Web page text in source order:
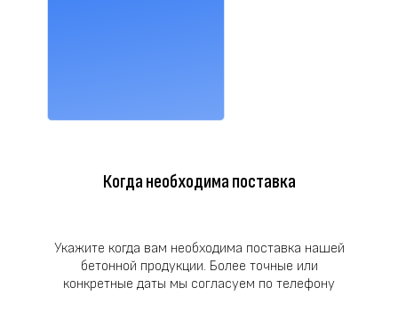
Когда необходима поставка
Укажите когда вам необходима поставка нашей
бетонной продукции. Более точные или
конкретные даты мы согласуем по телефону